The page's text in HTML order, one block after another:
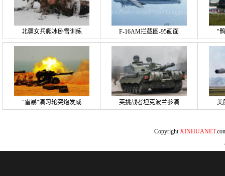
北疆女兵爬冰卧雪训练 F-16AM拦截图-95画面 "
"雷暴"演习轮突炮发威 英挑战者坦克波兰参演 美
CopyrightXINHUANET